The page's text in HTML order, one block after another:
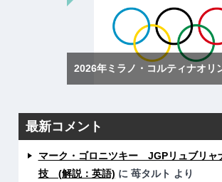
2026年ミラノ・コルティナオリ
最新コメント
マーク・ゴロニツキー JGPリュブリ
技 (解説：英語) に 苺タルト より